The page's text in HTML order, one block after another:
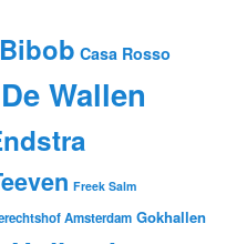
Bibob Casa Rosso
De Wallen
Freek Salm
Amsterdam Gokhallen